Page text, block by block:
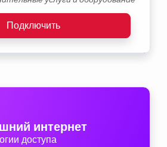
Подключить
интернет
доступа